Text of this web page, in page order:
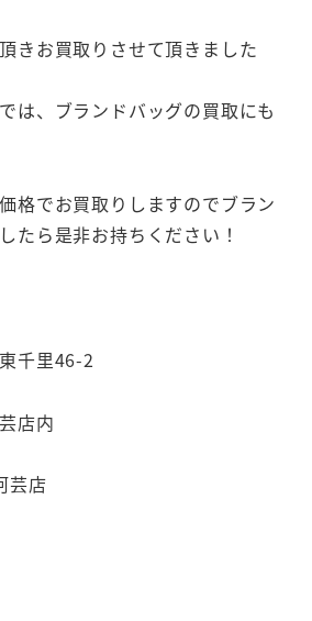
きお買取りさせて頂きました
は、ブランドバッグの買取にも
格でお買取りしますのでブラン
たら是非お持ちください！
千里46-2
店内
芸店